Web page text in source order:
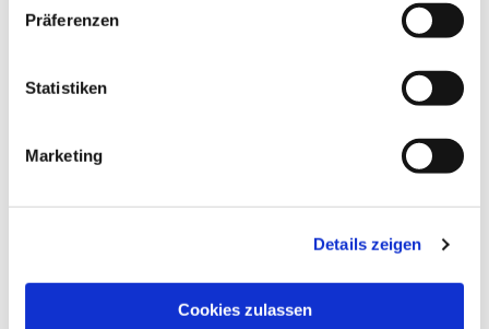
Präferenzen
Statistiken
Marketing
Details zeigen
Cookies zulassen
Dies könnte Sie auch